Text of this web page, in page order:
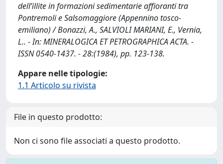
dell’illite in formazioni sedimentarie affioranti tra
Pontremoli e Salsomaggiore (Appennino tosco-
emiliano) / Bonazzi, A., SALVIOLI MARIANI, E., Vernia,
L.. - In: MINERALOGICA ET PETROGRAPHICA ACTA. -
ISSN 0540-1437. - 28:(1984), pp. 123-138.
Appare nelle tipologie:
1.1 Articolo su rivista
File in questo prodotto:
Non ci sono file associati a questo prodotto.